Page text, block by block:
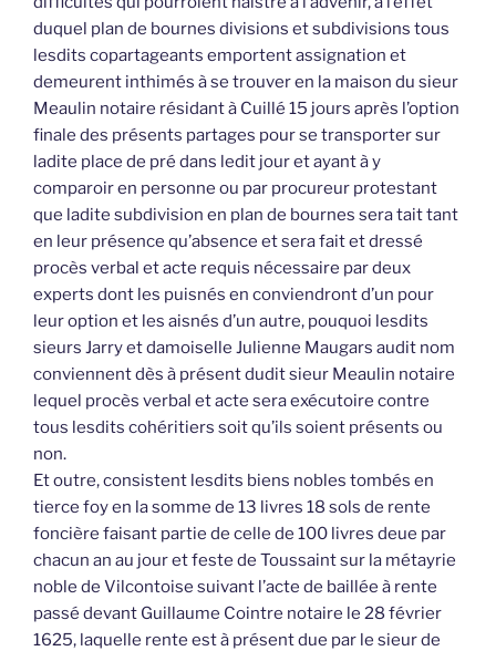
duquel plan de bournes divisions et subdivisions tous
lesdits copartageants emportent assignation et
demeurent inthimés à se trouver en la maison du sieur
Meaulin notaire résidant à Cuillé 15 jours après l’option
finale des présents partages pour se transporter sur
ladite place de pré dans ledit jour et ayant à y
comparoir en personne ou par procureur protestant
que ladite subdivision en plan de bournes sera tait tant
en leur présence qu’absence et sera fait et dressé
procès verbal et acte requis nécessaire par deux
experts dont les puisnés en conviendront d’un pour
leur option et les aisnés d’un autre, pouquoi lesdits
sieurs Jarry et damoiselle Julienne Maugars audit nom
conviennent dès à présent dudit sieur Meaulin notaire
lequel procès verbal et acte sera exécutoire contre
tous lesdits cohéritiers soit qu’ils soient présents ou
non.
Et outre, consistent lesdits biens nobles tombés en
tierce foy en la somme de 13 livres 18 sols de rente
foncière faisant partie de celle de 100 livres deue par
chacun an au jour et feste de Toussaint sur la métayrie
noble de Vilcontoise suivant l’acte de baillée à rente
passé devant Guillaume Cointre notaire le 28 février
1625, laquelle rente est à présent due par le sieur de